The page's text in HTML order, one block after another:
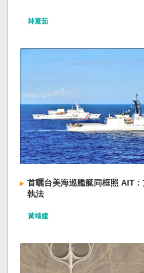
林薏茹
首曬台美海巡艦艇同框照 AIT
執法
黃靖媗